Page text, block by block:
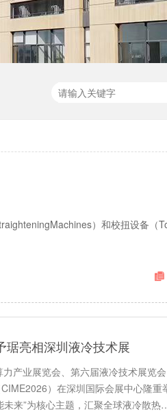
）和校扭设备（
琚亮相深圳液冷技术展
产业展览会、第六届液冷技术展览
）在深圳国际会展中心隆重
未来”为核心主题，汇聚全球液冷散热